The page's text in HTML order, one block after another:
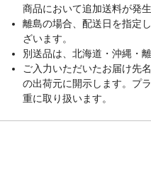
商品において追加送料が発
離島の場合、配送日を指定
ざいます。
別送品は、北海道・沖縄・
ご入力いただいたお届け先
の出荷元に開示します。プ
重に取り扱います。